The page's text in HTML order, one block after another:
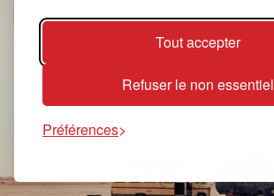
Tout accepter
Refuser le non essentiel
Préférences